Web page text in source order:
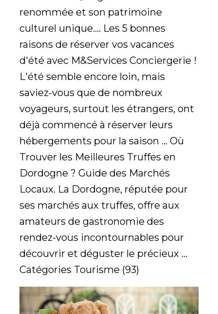
renommée et son patrimoine
culturel unique.... Les 5 bonnes
raisons de réserver vos vacances
d'été avec M&Services Conciergerie !
L'été semble encore loin, mais
saviez-vous que de nombreux
voyageurs, surtout les étrangers, ont
déjà commencé à réserver leurs
hébergements pour la saison ... Où
Trouver les Meilleures Truffes en
Dordogne ? Guide des Marchés
Locaux. La Dordogne, réputée pour
ses marchés aux truffes, offre aux
amateurs de gastronomie des
rendez-vous incontournables pour
découvrir et déguster le précieux ...
Catégories Tourisme (93)